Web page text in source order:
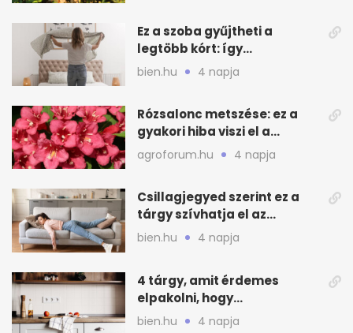
Ez a szoba gyűjtheti a
legtöbb kórt: így
mélytisztítsd otthon
bien.hu 4 napja
Rózsalonc metszése: ez a
gyakori hiba viszi el a
virágzást
agroforum.hu 4 napja
Csillagjegyed szerint ez a
tárgy szívhatja el az
otthonod energiáját
bien.hu 4 napja
4 tárgy, amit érdemes
elpakolni, hogy
hűvösebbnek tűnjön a lakás
bien.hu 4 napja